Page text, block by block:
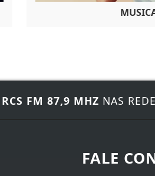
RCS FM 87,9 MHZ NAS
FALE